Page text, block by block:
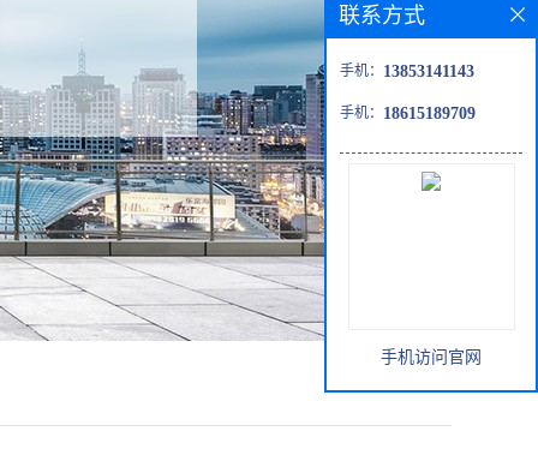
联系方式
手机： 13853141143
手机： 18615189709
手机访问官网